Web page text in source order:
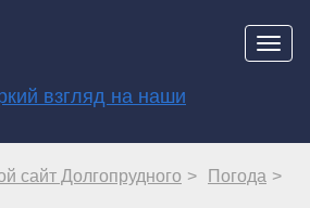
сайт Долгопрудного Погода